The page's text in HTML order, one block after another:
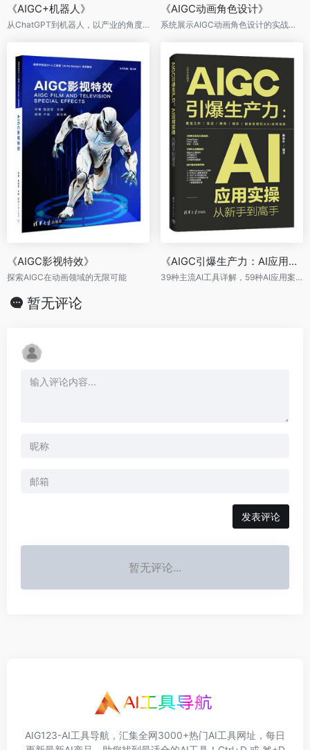
《AIGC+机器人》
从ChatGPT到机器人，以产业的角度读懂人工智能的未来
《AIGC动画角色设计》
系统展示AIGC动画角色设计的实战应用
《AIGC影视特效》
探索AIGC在动画领域的无限可能
《AIGC引爆生产力：AI应用实操从新手到高手》
39种主流AI工具详解，59种AI应用案例
暂无评论
发表评论
暂无评论...
AIG123-AI工具导航，汇集全网3000+热门AI工具网址，每日